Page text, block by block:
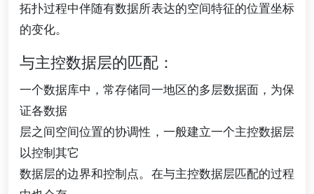
拓扑过程中伴随有数据所表达的空间特征的位置坐标
的变化。
与主控数据层的匹配：
一个数据库中，常存储同一地区的多层数据面，为保
证各数据
层之间空间位置的协调性，一般建立一个主控数据层
以控制其它
数据层的边界和控制点。在与主控数据层匹配的过程